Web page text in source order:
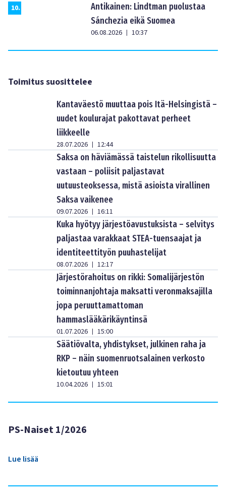
10.
Antikainen: Lindtman puolustaa
Sánchezia eikä Suomea
06.08.2026 | 10:37
Toimitus suosittelee
Kantaväestö muuttaa pois Itä-Helsingistä –
uudet koulurajat pakottavat perheet
liikkeelle
28.07.2026 | 12:44
Saksa on häviämässä taistelun rikollisuutta
vastaan – poliisit paljastavat
uutuusteoksessa, mistä asioista virallinen
Saksa vaikenee
09.07.2026 | 16:11
Kuka hyötyy järjestöavustuksista – selvitys
paljastaa varakkaat STEA-tuensaajat ja
identiteettityön puuhastelijat
08.07.2026 | 12:17
Järjestörahoitus on rikki: Somalijärjestön
toiminnanjohtaja maksatti veronmaksajilla
jopa peruuttamattoman
hammaslääkärikäyntinsä
01.07.2026 | 15:00
Säätiövalta, yhdistykset, julkinen raha ja
RKP – näin suomenruotsalainen verkosto
kietoutuu yhteen
10.04.2026 | 15:01
PS-Naiset 1/2026
Lue lisää